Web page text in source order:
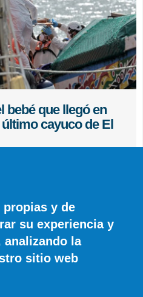
bebé que llegó en
cayuco de El
081 655 | Móvil y WhatsApp 606 845
y de
su experiencia y
la
sitio web